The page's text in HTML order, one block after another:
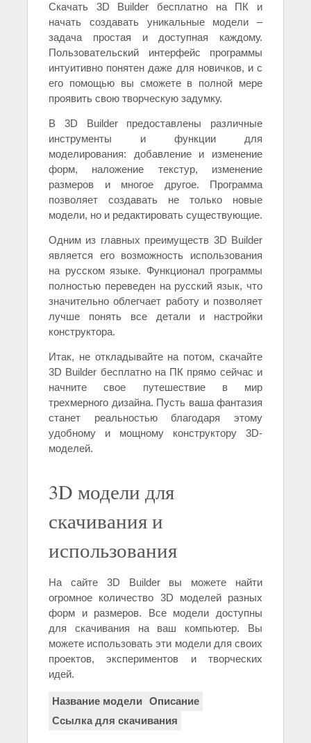
Скачать 3D Builder бесплатно на ПК и
начать создавать уникальные модели –
задача простая и доступная каждому.
Пользовательский интерфейс программы
интуитивно понятен даже для новичков, и с
его помощью вы сможете в полной мере
проявить свою творческую задумку.
В 3D Builder предоставлены различные
инструменты и функции для
моделирования: добавление и изменение
форм, наложение текстур, изменение
размеров и многое другое. Программа
позволяет создавать не только новые
модели, но и редактировать существующие.
Одним из главных преимуществ 3D Builder
является его возможность использования
на русском языке. Функционал программы
полностью переведен на русский язык, что
значительно облегчает работу и позволяет
лучше понять все детали и настройки
конструктора.
Итак, не откладывайте на потом, скачайте
3D Builder бесплатно на ПК прямо сейчас и
начните свое путешествие в мир
трехмерного дизайна. Пусть ваша фантазия
станет реальностью благодаря этому
удобному и мощному конструктору 3D-
моделей.
3D модели для
скачивания и
использования
На сайте 3D Builder вы можете найти
огромное количество 3D моделей разных
форм и размеров. Все модели доступны
для скачивания на ваш компьютер. Вы
можете использовать эти модели для своих
проектов, экспериментов и творческих
идей.
Название модели Описание
Ссылка для скачивания